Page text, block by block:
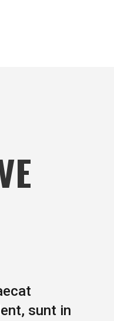
sunt in